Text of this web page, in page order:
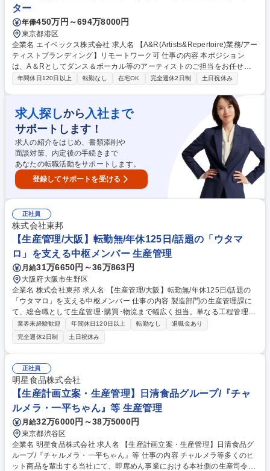
ター
年俸450万円～694万8000円
東京都港区
企業名 エイベックス株式会社 求人名 【A&R(Artists&Repertoire)業務/アー
ティストブランディング】リモートワーク可 仕事の内容 本ポジション
は、A＆Rとしてダンス＆ボーカル等のアーティストのご担当をお任せい
たします。担当アーティストにおけるブランディング戦略立案から実行ま
モーション企画など一気通貫で推進 ■アーティストの価値を最大化するた
めの企画立案とプロジェクト推進 ■リリースに関する宣伝プランニング ■
ヴィジュアルコンテンツのディレクション（MV・ジャケット・ライヴ映
像等の制作進行） ■リリースに伴う社内編成、素材管理、各部署とのコミ
ュニケーション ※ご経験や適性を鑑みて担当アーティストは決定 募集職
種 【A&R(Artists&Repertoire)業務/アーティストブランディング】リモー
トワーク可
年間休日120日以上 転勤なし 在宅OK 完全週休2日制 土日祝休み
求人探しから 入社まで
サポートします！
求人の紹介をはじめ、書類添削や
面談対策、内定後の手続きまで
あなたの転職活動をサポートします。
登録してサポートを受ける
正社員
株式会社東邦
【生産管理/大阪】転勤無/年休125日/話題の「ウタマ
ロ」を支える中枢メンバー 生産管理
月給31万6650円～36万863円
大阪府大阪市生野区
企業名 株式会社東邦 求人名 【生産管理/大阪】転勤無/年休125日/話題の
「ウタマロ」を支える中枢メンバー 仕事の内容 製造部門の生産管理課に
て、総合職として生産管理･購買･物流まで幅広く担当。単なる工程管理に
留まらず、原料調達から製品がお客様に届くまでのフローを一気通貫でコ
ントロールしブランドの安定供給を支えます。 生産管理部門は生産管理、
購買、物流が主な業務となります。 ■原価管理、工程管理、購買管理 ■月
次生産計画の立案 ■物流のコントロール、在庫最適化 「みんなで良いモノ
を作っていこう」という風通しの良い社風が自慢。少数精鋭のため、自分
の担当業務がどう役立っているかがダイレクトに伝わり、強い責任感と達
成感を得られる環境です。改善提案も大歓迎の自由度があります。 募集職
種 【生産管理/大阪】転勤無/年休125日/話題の「ウタマロ」を支える中枢
メンバー
業界未経験歓迎 年間休日120日以上 転勤なし
退職金あり
完全週休2日制
土日祝休み
正社員
明星食品株式会社
【生産計画立案・生産管理】日清食品グループ/『チャ
ルメラ・一平ちゃん』等 生産管理
月給32万6000円～38万5000円
東京都渋谷区
企業名 明星食品株式会社 求人名 【生産計画立案・生産管理】日清食品グ
ループ/『チャルメラ・一平ちゃん』等 仕事の内容 チャルメラ等多くのヒ
ット商品を輩出する当社にて、即席めん事業における本社側の生産司令塔